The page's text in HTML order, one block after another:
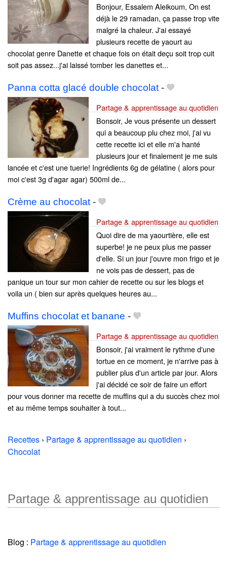
Bonjour, Essalem Aleikoum, On est
déjà le 29 ramadan, ça passe trop vite
malgré la chaleur. J'ai essayé
plusieurs recette de yaourt au
chocolat genre Danette et chaque fois on était deçu soit trop cuit
soit pas assez...j'ai laissé tomber les danettes et...
Panna cotta glacé double chocolat -
Partage & apprentissage au quotidien
Bonsoir, Je vous présente un dessert
qui a beaucoup plu chez moi, j'ai vu
cette recette ici et elle m'a hanté
plusieurs jour et finalement je me suis
lancée et c'est une tuerie! Ingrédients 6g de gélatine ( alors pour
moi c'est 3g d'agar agar) 500ml de...
Crème au chocolat -
Partage & apprentissage au quotidien
Quoi dire de ma yaourtière, elle est
superbe! je ne peux plus me passer
d'elle. Si un jour j'ouvre mon frigo et je
ne vois pas de dessert, pas de
panique un tour sur mon cahier de recette ou sur les blogs et
voila un ( bien sur après quelques heures au...
Muffins chocolat et banane -
Partage & apprentissage au quotidien
Bonsoir, j'ai vraiment le rythme d'une
tortue en ce moment, je n'arrive pas à
publier plus d'un article par jour. Alors
j'ai décidé ce soir de faire un effort
pour vous donner ma recette de muffins qui a du succès chez moi
et au même temps souhaiter à tout...
Recettes › Partage & apprentissage au quotidien ›
Chocolat
Partage & apprentissage au quotidien
Blog : Partage & apprentissage au quotidien